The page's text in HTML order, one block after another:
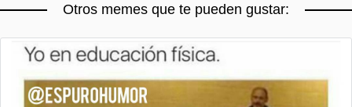
Otros memes que te pueden gustar: